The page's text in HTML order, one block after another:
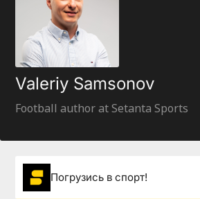
Valeriy Samsonov
Football author at Setanta Sports
Погрузиcь в спорт!